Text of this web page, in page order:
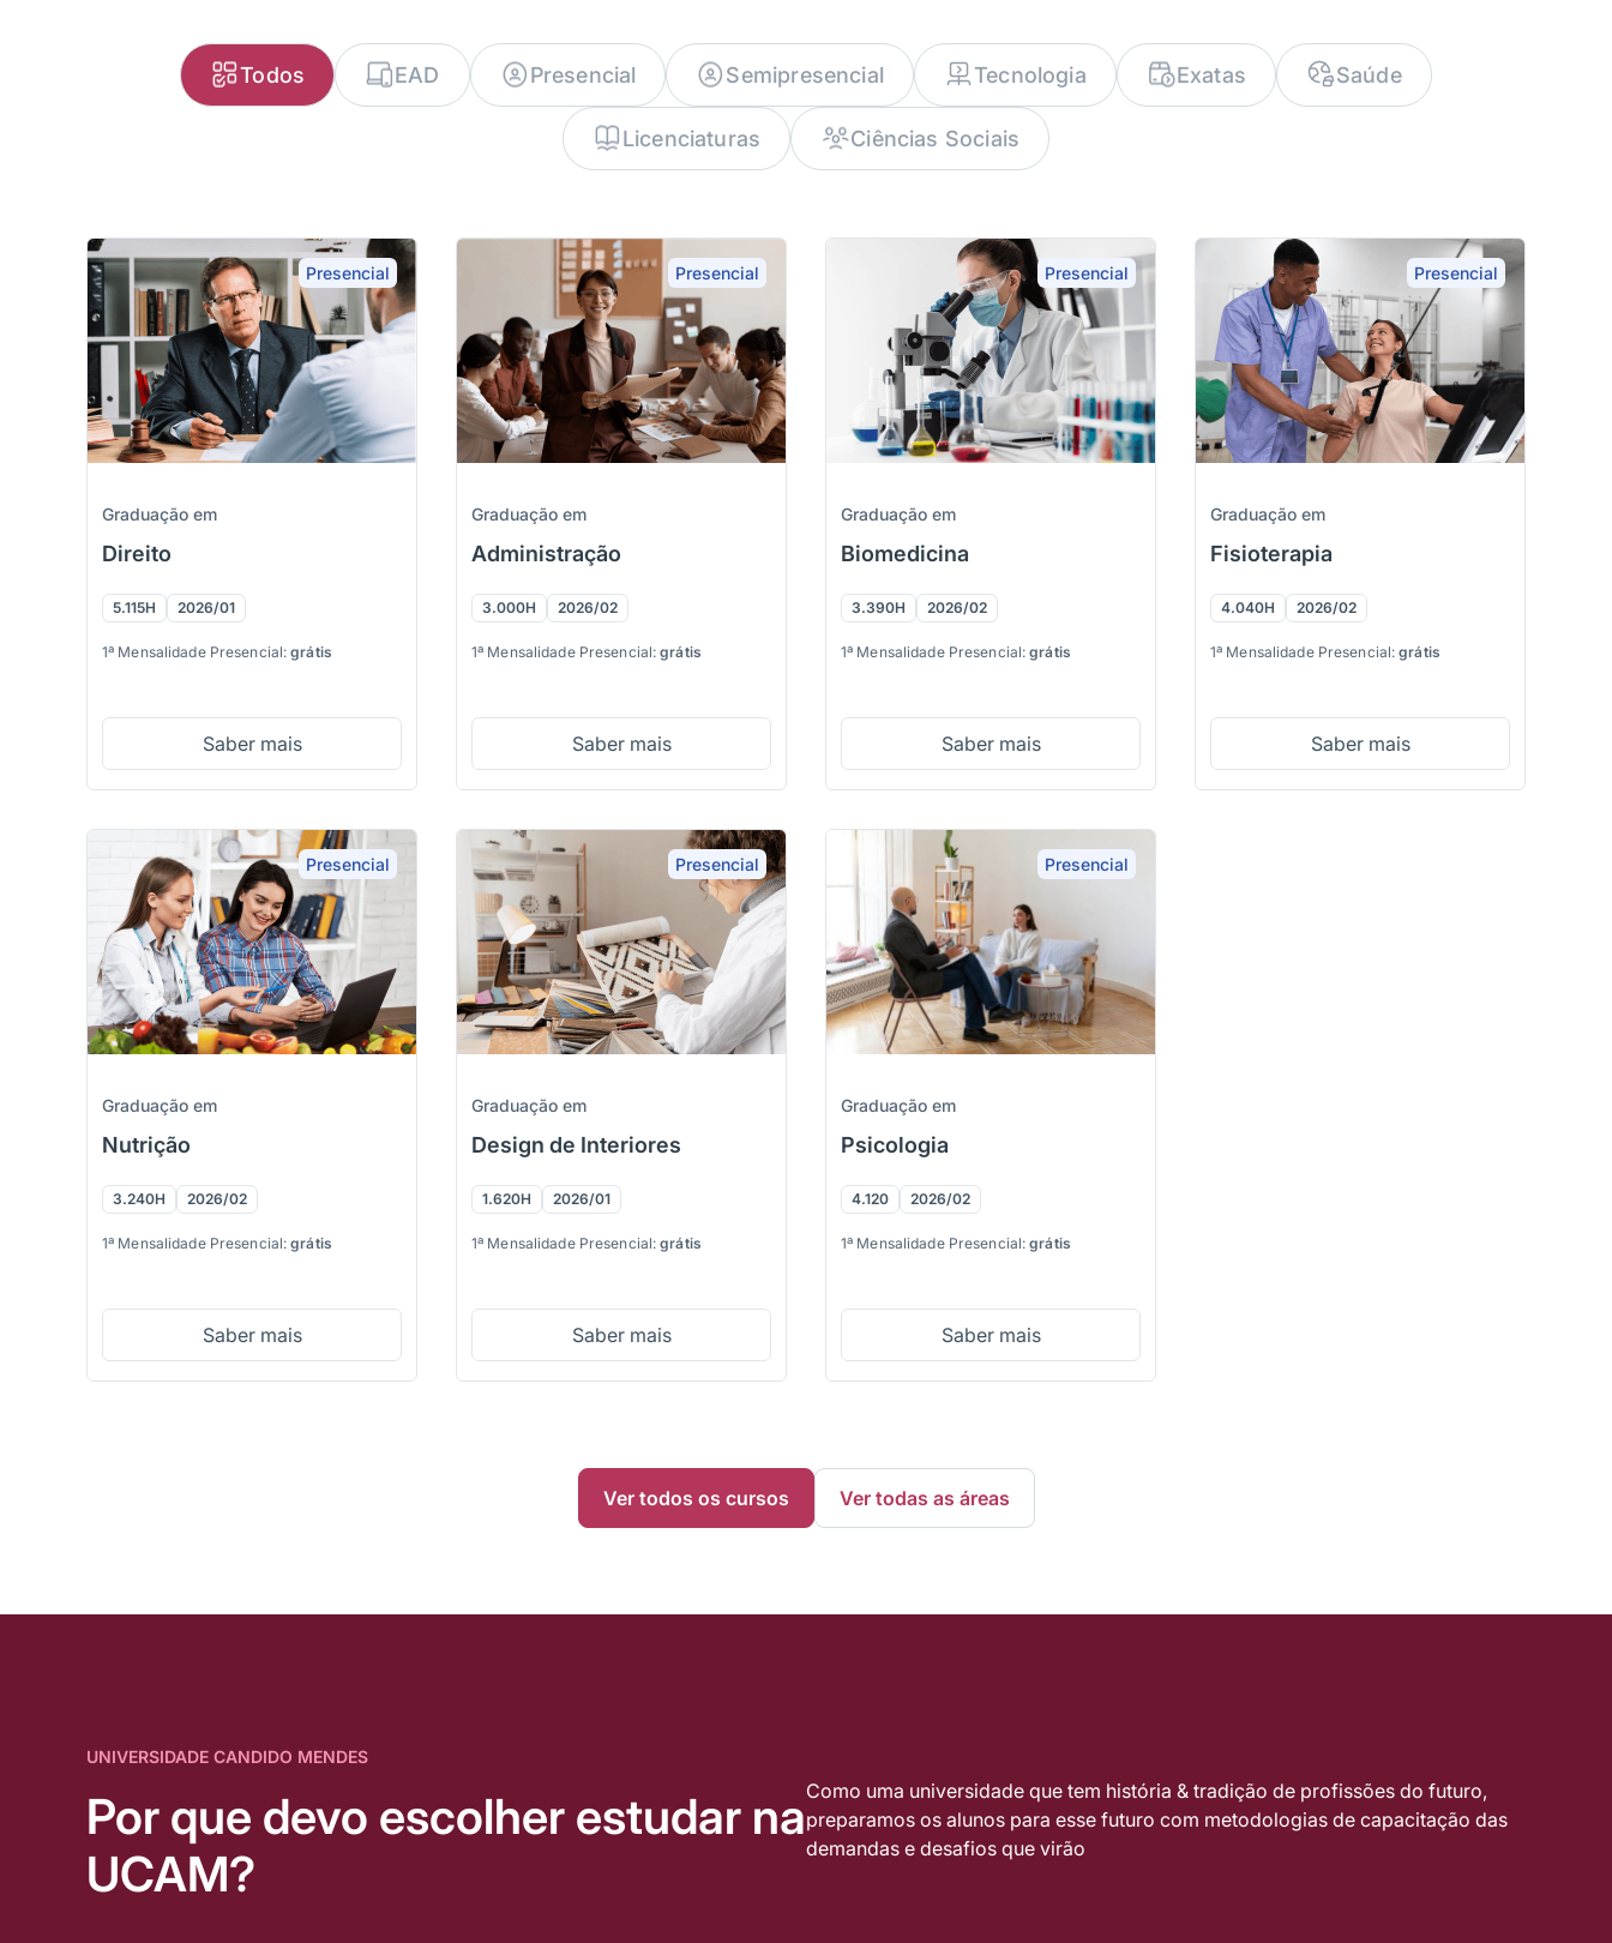
Todos EAD Presencial Semipresencial Tecnologia Exatas Saúde
Licenciaturas Ciências Sociais
Presencial
Graduação em
Direito
5.115H 2026/01
1ª Mensalidade Presencial:grátis
Saber mais
Presencial
Graduação em
Administração
3.000H 2026/02
1ª Mensalidade Presencial:grátis
Saber mais
Presencial
Graduação em
Biomedicina
3.390H 2026/02
1ª Mensalidade Presencial:grátis
Saber mais
Presencial
Graduação em
Fisioterapia
4.040H 2026/02
1ª Mensalidade Presencial:grátis
Saber mais
Presencial
Graduação em
Nutrição
3.240H 2026/02
1ª Mensalidade Presencial:grátis
Saber mais
Presencial
Graduação em
Design de Interiores
1.620H 2026/01
1ª Mensalidade Presencial:grátis
Saber mais
Presencial
Graduação em
Psicologia
4.120 2026/02
1ª Mensalidade Presencial:grátis
Saber mais
Ver todos os cursos Ver todas as áreas
UNIVERSIDADE CANDIDO MENDES
Por que devo escolher estudar na
UCAM?
Como uma universidade que tem história & tradição de profissões do futuro,
preparamos os alunos para esse futuro com metodologias de capacitação das
demandas e desafios que virão